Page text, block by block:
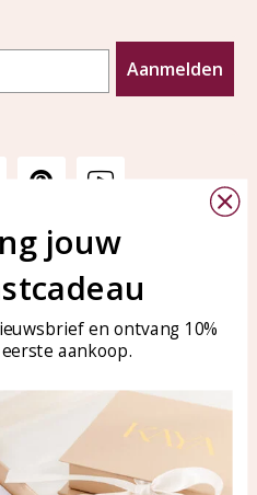
Aanmelden
KAYA Sieraden
Bellen of WhatsApp Ma-Vr
tussen 09:00-17:00
Tel: 0850003187
WhatsApp: 0850003187
klantenservice@kayasierade
jouw
en ontvang 10%
aankoop.